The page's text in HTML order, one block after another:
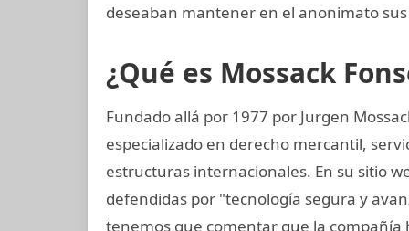
deseaban mantener en el anonimato
¿Qué es Mossack
Fundado allá por 1977 por Jurgen
especializado en derecho mercantil,
estructuras internacionales. En su sitio
defendidas por "tecnología segura y
tenemos que comentar que la